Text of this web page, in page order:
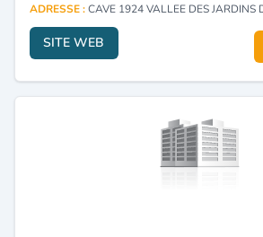
ADRESSE :CAVE 1924 VALLEE DES JARDINS DEBDABA RTE DE
SITE WEB